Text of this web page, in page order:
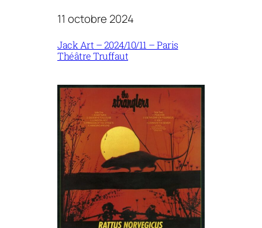
11 octobre 2024
Jack Art – 2024/10/11 – Paris
Théâtre Truffaut